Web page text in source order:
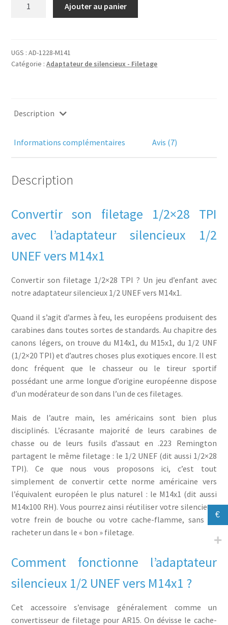
1/2
UNEF
TPI
M14x100
Ajouter au panier
UGS :AD-1228-M141
Catégorie :Adaptateur de silencieux - Filetage
Description
Informations complémentaires Avis (7)
Description
Convertir son filetage 1/2×28 TPI
avec l’adaptateur silencieux 1/2
UNEF vers M14x1
Convertir son filetage 1/2×28 TPI ? Un jeu d’enfant avec
notre adaptateur silencieux 1/2 UNEF vers M14x1.
Quand il s’agit d’armes à feu, les européens produisent des
carabines dans toutes sortes de standards. Au chapitre des
canons légers, on trouve du M14x1, du M15x1, du 1/2 UNF
(1/2×20 TPI) et d’autres choses plus exotiques encore. Il est
donc fréquent que le chasseur ou le tireur sportif
possédant une arme longue d’origine européenne dispose
d’un modérateur de son dans l’un de ces filetages.
Mais de l’autre main, les américains sont bien plus
disciplinés. L’écrasante majorité de leurs carabines de
chasse ou de leurs fusils d’assaut en .223 Remington
partagent le même filetage : le 1/2 UNEF (dit aussi 1/2×28
TPI). Ce que nous vous proposons ici, c’est tout
simplement de convertir cette norme américaine vers
l’équivalent européen le plus naturel : le M14x1 (dit aussi
M14x100 RH). Vous pourrez ainsi réutiliser votre silencieux,
votre frein de bouche ou votre cache-flamme, sans en
racheter un dans le « bon » filetage.
Comment fonctionne l’adaptateur
silencieux 1/2 UNEF vers M14x1 ?
Cet accessoire s’envisage généralement comme un
convertisseur de filetage pour AR15. On dévisse le cache-
€